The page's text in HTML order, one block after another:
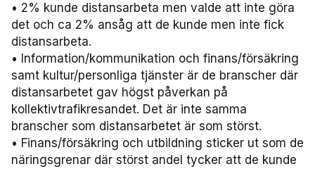
• 2% kunde distansarbeta men valde att inte göra
det och ca 2% ansåg att de kunde men inte fick
distansarbeta.
• Information/kommunikation och finans/försäkring
samt kultur/personliga tjänster är de branscher där
distansarbetet gav högst påverkan på
kollektivtrafikresandet. Det är inte samma
branscher som distansarbetet är som störst.
• Finans/försäkring och utbildning sticker ut som de
näringsgrenar där störst andel tycker att de kunde